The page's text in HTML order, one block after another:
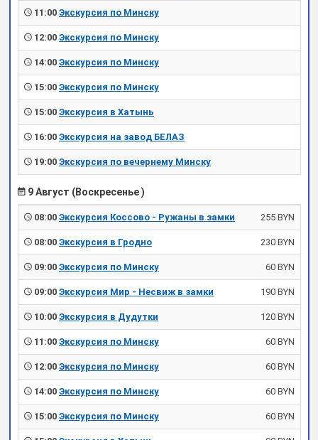
11:00 Экскурсия по Минску
12:00 Экскурсия по Минску
14:00 Экскурсия по Минску
15:00 Экскурсия по Минску
15:00 Экскурсия в Хатынь
16:00 Экскурсия на завод БЕЛАЗ
19:00 Экскурсия по вечернему Минску
9 Август (Воскресенье )
08:00 Экскурсия Коссово - Ружаны в замки 255 BYN
08:00 Экскурсия в Гродно 230 BYN
09:00 Экскурсия по Минску 60 BYN
09:00 Экскурсия Мир - Несвиж в замки 190 BYN
10:00 Экскурсия в Дудутки 120 BYN
11:00 Экскурсия по Минску 60 BYN
12:00 Экскурсия по Минску 60 BYN
14:00 Экскурсия по Минску 60 BYN
15:00 Экскурсия по Минску 60 BYN